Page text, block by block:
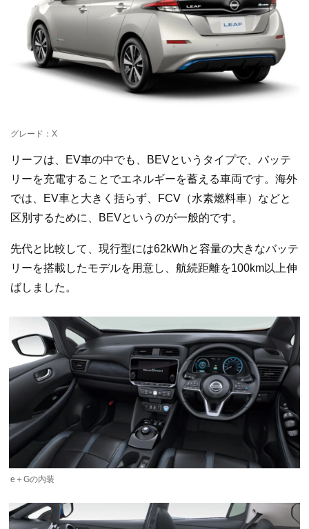
グレード：X
リーフは、EV車の中でも、BEVというタイプで、バッテ
リーを充電することでエネルギーを蓄える車両です。海外
では、EV車と大きく括らず、FCV（水素燃料車）などと
区別するために、BEVというのが一般的です。
先代と比較して、現行型には62kWhと容量の大きなバッテ
リーを搭載したモデルを用意し、航続距離を100km以上伸
ばしました。
e＋Gの内装